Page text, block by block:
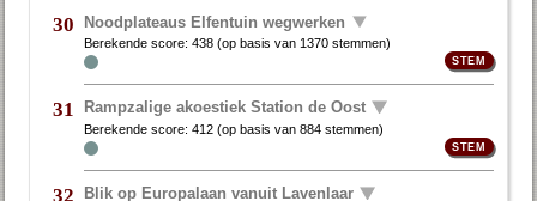
30 Noodplateaus Elfentuin wegwerken
Berekende score:438 (op basis van 1370 stemmen)
31 Rampzalige akoestiek Station de Oost
Berekende score:412 (op basis van884 stemmen)
32 Blik op Europalaan vanuit Lavenlaar